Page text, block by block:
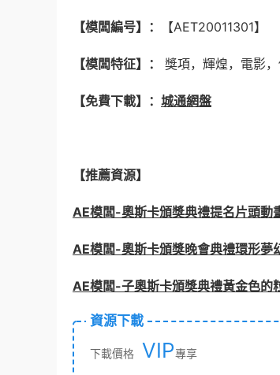
【模闆編号】： 【AET20011301】
【模闆特征】： 獎項，輝煌，電影
【免費下載】： 城通網盤
【推薦資源】
AE模闆-奧斯卡頒獎典禮提名片頭
AE模闆-奧斯卡頒獎晚會典禮環形
AE模闆-子奧斯卡頒獎典禮黃金色的
資源下載
下載價格 VIP專享